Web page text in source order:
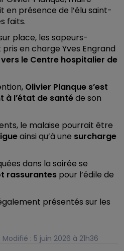
en présence de l’élu saint-
faits.
place, les sapeurs-
en charge Yves Engrand
le Centre hospitalier de
Olivier Planque s’est
à l’état de santéde son
le malaise pourrait être
ainsi qu’à une surcharge
dans la soirée se
rassurantes pour l’édile de
présentés sur les
: 5 juin 2026 à 21h36